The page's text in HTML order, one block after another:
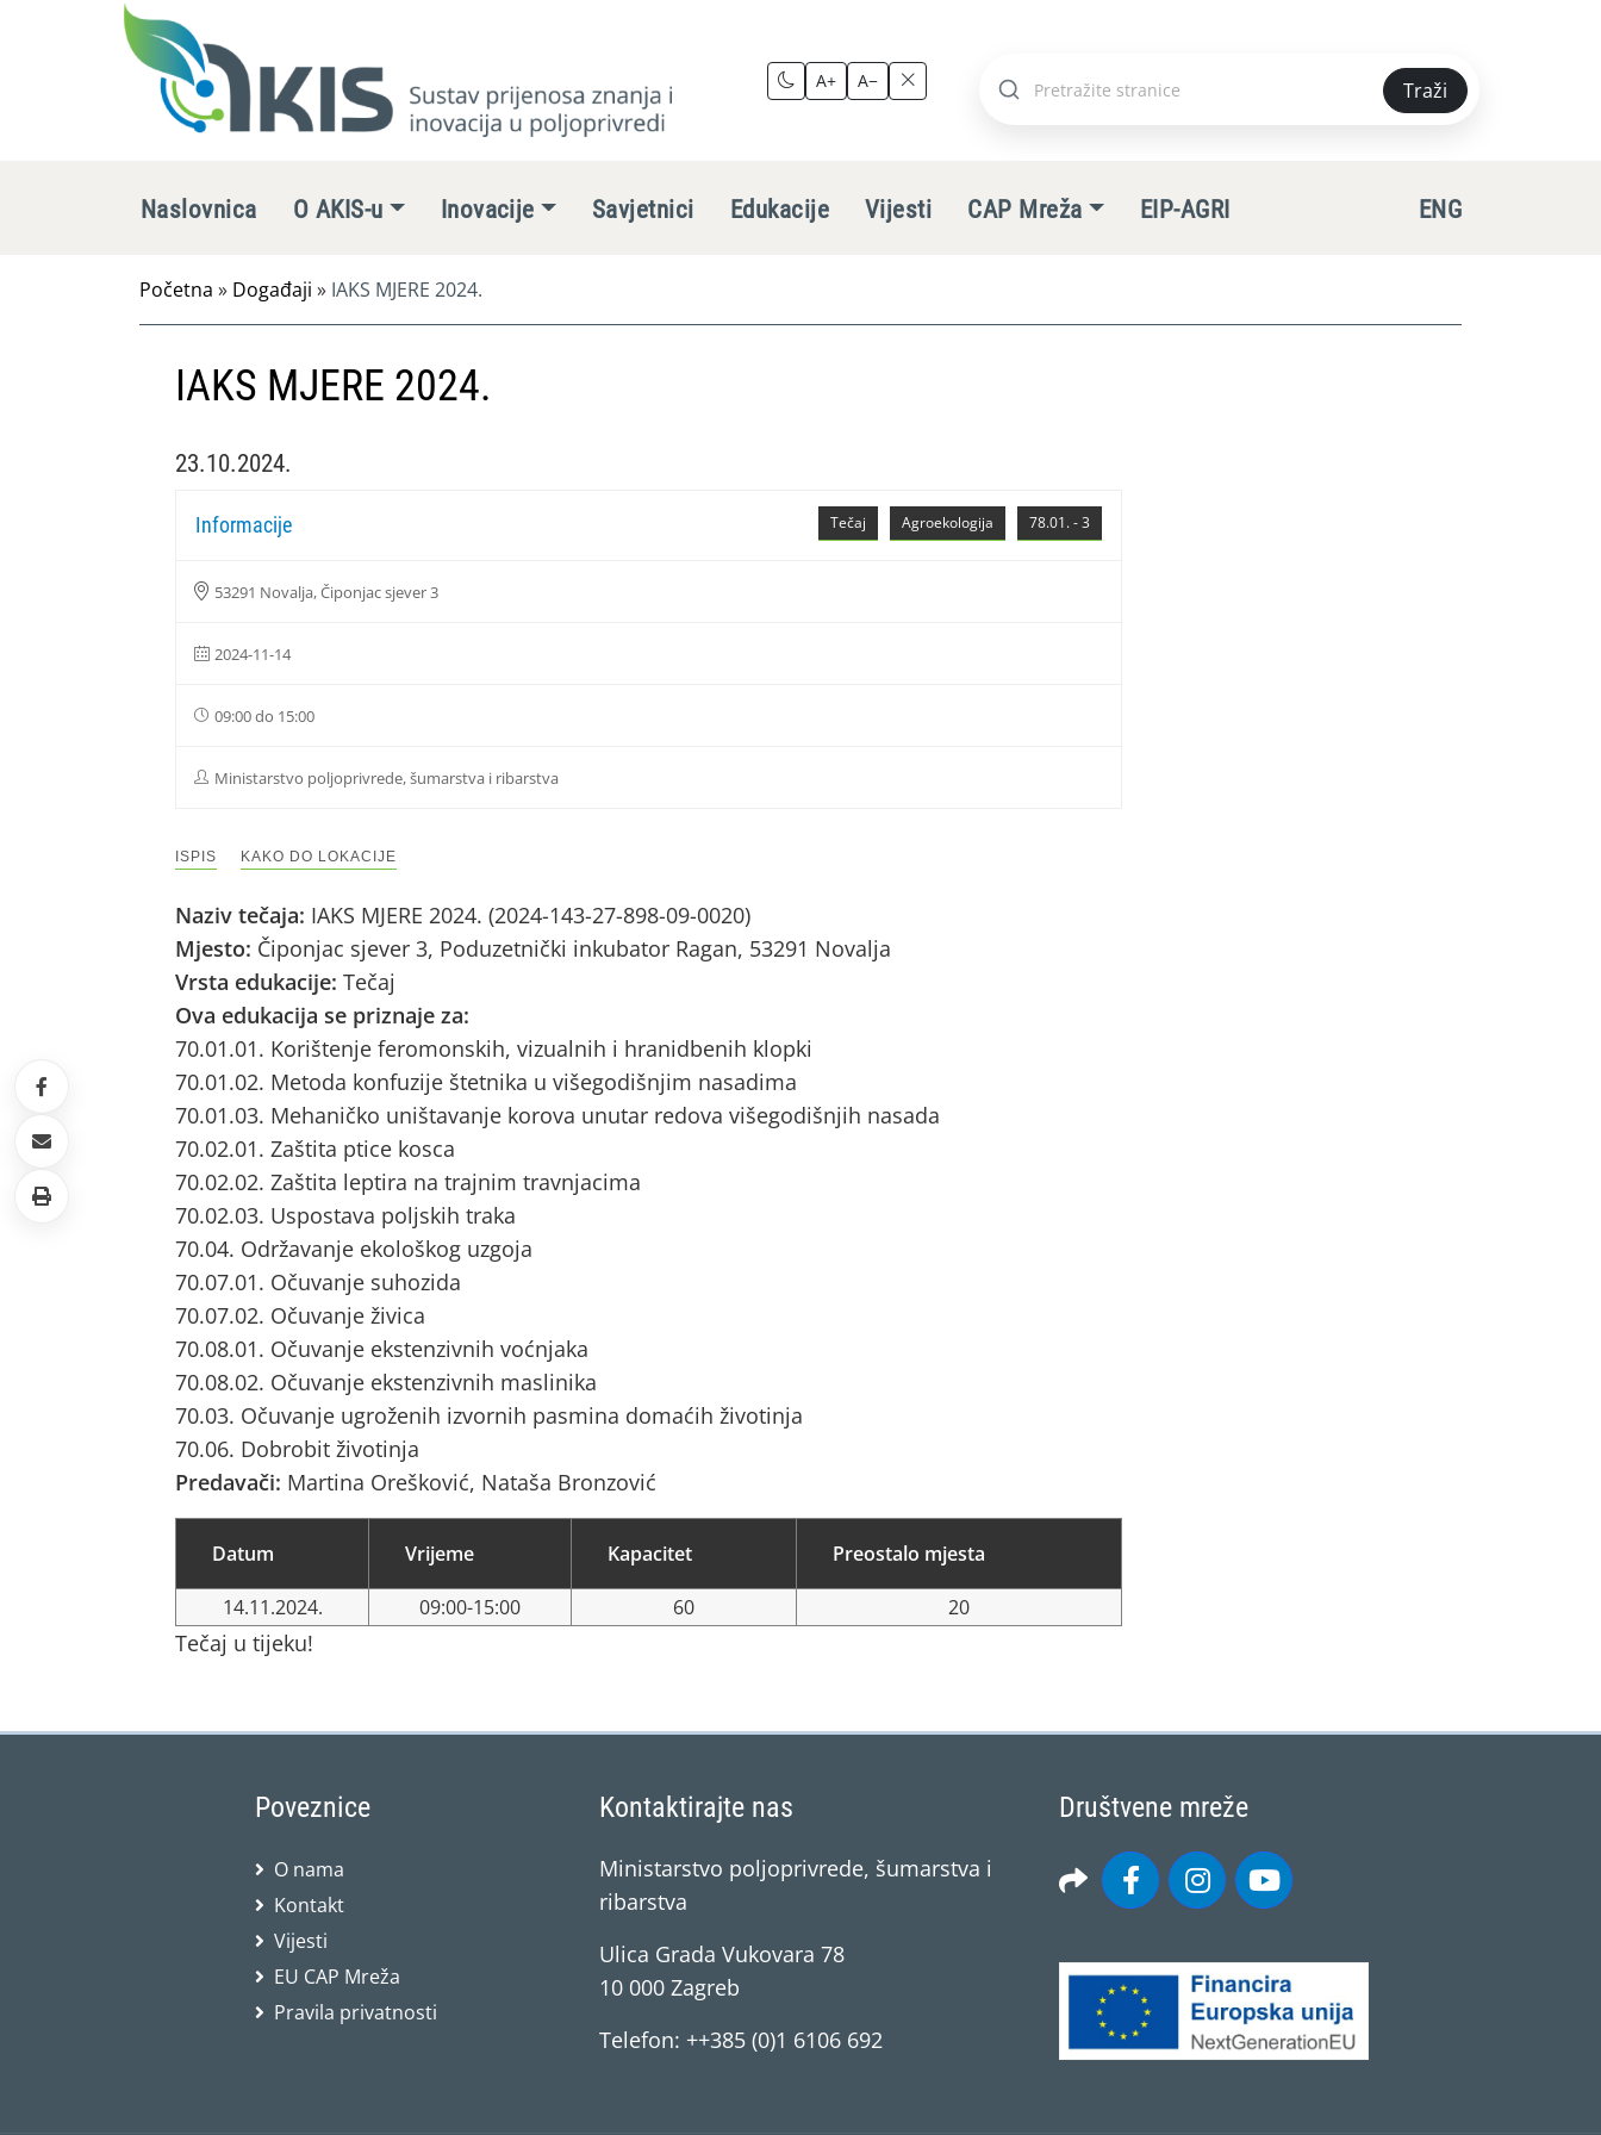
A+ A−
Pretraži
Traži
Naslovnica O AKIS-u Inovacije Savjetnici Edukacije Vijesti CAP Mreža EIP-AGRI ENG
Početna » Događaji » IAKS MJERE 2024.
IAKS MJERE 2024.
23.10.2024.
78.01. - 3
Agroekologija
Tečaj
Informacije
53291 Novalja, Čiponjac sjever 3
2024-11-14
09:00 do 15:00
Ministarstvo poljoprivrede, šumarstva i ribarstva
ISPIS KAKO DO LOKACIJE
Naziv tečaja: IAKS MJERE 2024. (2024-143-27-898-09-0020)
Mjesto: Čiponjac sjever 3, Poduzetnički inkubator Ragan, 53291 Novalja
Vrsta edukacije: Tečaj
Ova edukacija se priznaje za:
70.01.01. Korištenje feromonskih, vizualnih i hranidbenih klopki
70.01.02. Metoda konfuzije štetnika u višegodišnjim nasadima
70.01.03. Mehaničko uništavanje korova unutar redova višegodišnjih nasada
70.02.01. Zaštita ptice kosca
70.02.02. Zaštita leptira na trajnim travnjacima
70.02.03. Uspostava poljskih traka
70.04. Održavanje ekološkog uzgoja
70.07.01. Očuvanje suhozida
70.07.02. Očuvanje živica
70.08.01. Očuvanje ekstenzivnih voćnjaka
70.08.02. Očuvanje ekstenzivnih maslinika
70.03. Očuvanje ugroženih izvornih pasmina domaćih životinja
70.06. Dobrobit životinja
Predavači: Martina Orešković, Nataša Bronzović
Datum Vrijeme Kapacitet Preostalo mjesta
14.11.2024. 09:00-15:00 60 20
Tečaj u tijeku!
Poveznice
O nama
Kontakt
Vijesti
EU CAP Mreža
Pravila privatnosti
Kontaktirajte nas
Ministarstvo poljoprivrede, šumarstva i
ribarstva
Ulica Grada Vukovara 78
10 000 Zagreb
Telefon: ++385 (0)1 6106 692
Društvene mreže